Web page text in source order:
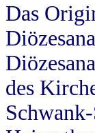
Das
des